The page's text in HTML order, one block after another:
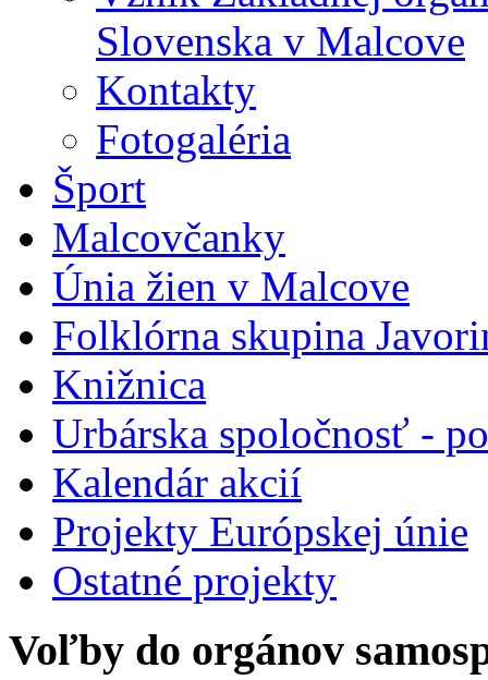
Slovenska v Malcove
Kontakty
Fotogaléria
Šport
Malcovčanky
Únia žien v Malcove
Folklórna skupina
Knižnica
Urbárska spoločnosť -
Kalendár akcií
Projekty Európskej únie
Ostatné projekty
Voľby do orgánov